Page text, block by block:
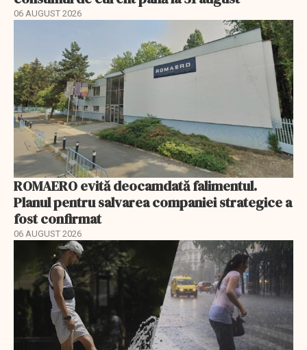
06 AUGUST 2026
ROMAERO evită deocamdată falimentul.
Planul pentru salvarea companiei strategice a
fost confirmat
06 AUGUST 2026